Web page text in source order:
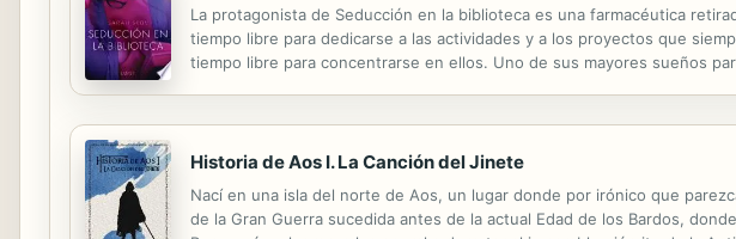
La protagonista de Seducción en la biblioteca es una farmacéutica
tiempo libre para dedicarse a las actividades y a los proyectos que
tiempo libre para concentrarse en ellos. Uno de sus mayores sueños
Historia de Aos I. La Canción del Jinete
Nací en una isla del norte de Aos, un lugar donde por irónico que
de la Gran Guerra sucedida antes de la actual Edad de los Bardos,